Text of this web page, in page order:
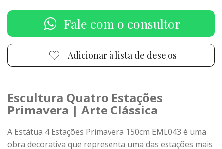
Fale com o consultor
Adicionar à lista de desejos
Escultura Quatro Estações
Primavera | Arte Clássica
A Estátua 4 Estações Primavera 150cm EML043 é uma
obra decorativa que representa uma das estações mais